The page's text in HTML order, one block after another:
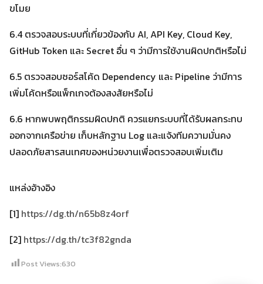
ขโมย
6.4 ตรวจสอบระบบที่เกี่ยวข้องกับ AI, API Key, Cloud Key,
GitHub Token และ Secret อื่น ๆ ว่ามีการใช้งานผิดปกติหรือไม่
6.5 ตรวจสอบซอร์สโค้ด Dependency และ Pipeline ว่ามีการ
เพิ่มโค้ดหรือแพ็กเกจต้องสงสัยหรือไม่
6.6 หากพบพฤติกรรมผิดปกติ ควรแยกระบบที่ได้รับผลกระทบ
ออกจากเครือข่าย เก็บหลักฐาน Log และแจ้งทีมความมั่นคง
ปลอดภัยสารสนเทศของหน่วยงานเพื่อตรวจสอบเพิ่มเติม
แหล่งอ้างอิง
[1] https://dg.th/n65b8z4orf
[2] https://dg.th/tc3f82gnda
Post Views:630